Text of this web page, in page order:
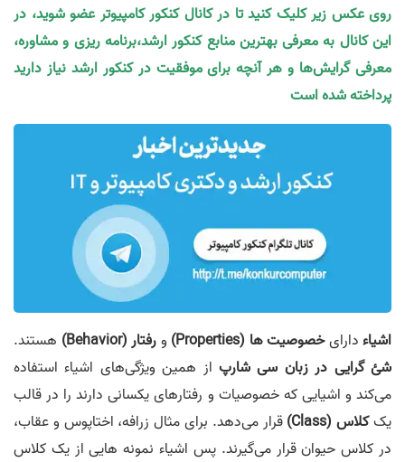
روی عکس زیر کلیک کنید تا در کانال کنکور کامپیوتر عضو شوید، در
این کانال به معرفی بهترین منابع کنکور ارشد،برنامه ریزی و مشاوره،
معرفی گرایش‌ها و هر آنچه برای موفقیت در کنکور ارشد نیاز دارید
پرداخته شده است
اشیاءدارایخصوصیت ها (Properties) ورفتار (Behavior)
هستند.
شئ گرایی در زبان سی شارپ از همین ویژگی‌های اشیاء استفاده
می‌کند و اشیایی که خصوصیات و رفتارهای یکسانی دارند را در قالب
یککلاس (Class)
قرار می‌دهد. برای مثال زرافه، اختاپوس و عقاب،
در کلاس حیوان قرار می‌گیرند. پس اشیاء نمونه هایی از یک کلاس